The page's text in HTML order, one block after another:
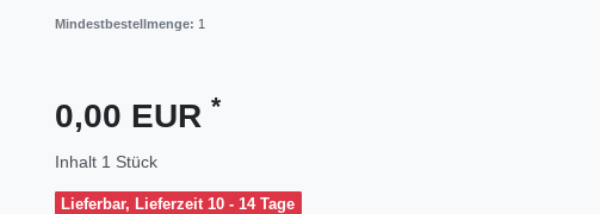
Mindestbestellmenge: 1
0,00 EUR *
Inhalt 1 Stück
Lieferbar, Lieferzeit 10 - 14 Tage